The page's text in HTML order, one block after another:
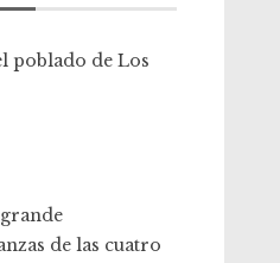
poblado de Los
de las cuatro